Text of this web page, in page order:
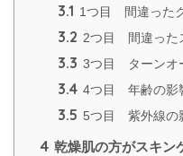
3.1 1つ目 間違った
3.2 2つ目 間違った
3.3 3つ目 ターンオ
3.4 4つ目 年齢の影
3.5 5つ目 紫外線の
4 乾燥肌の方がスキン